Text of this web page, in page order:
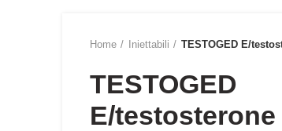
Home Iniettabili TESTOGED E/
TESTOGED
E/testosterone